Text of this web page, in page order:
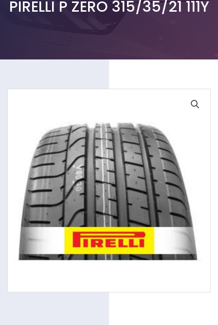
PIRELLI P ZERO 315/35/21 111Y